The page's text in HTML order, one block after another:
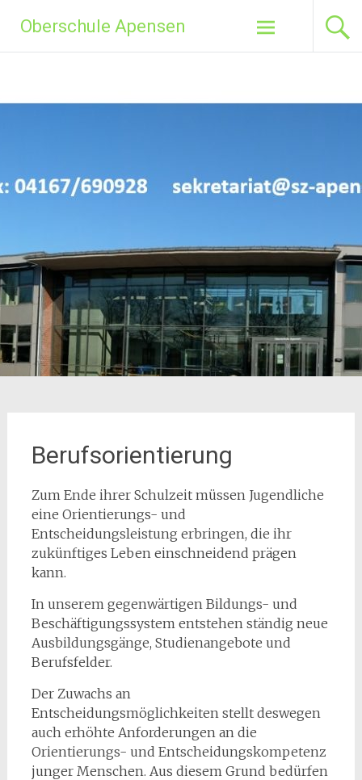
Inhalt
springen
Oberschule Apensen
Berufsorientierung
Zum Ende ihrer Schulzeit müssen Jugendliche
eine Orientierungs- und
Entscheidungsleistung erbringen, die ihr
zukünftiges Leben einschneidend prägen
kann.
In unserem gegenwärtigen Bildungs- und
Beschäftigungssystem entstehen ständig neue
Ausbildungsgänge, Studienangebote und
Berufsfelder.
Der Zuwachs an
Entscheidungsmöglichkeiten stellt deswegen
auch erhöhte Anforderungen an die
Orientierungs- und Entscheidungskompetenz
junger Menschen. Aus diesem Grund bedürfen